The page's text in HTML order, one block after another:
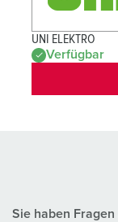
UNI ELEKTRO
Verfügbar
Sie haben